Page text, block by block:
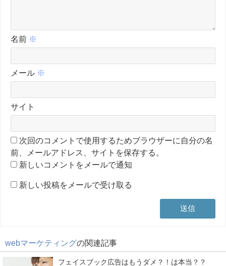
名前 ※
メール ※
サイト
次回のコメントで使用するためブラウザーに自分の名
前、メールアドレス、サイトを保存する。
新しいコメントをメールで通知
新しい投稿をメールで受け取る
webマーケティングの関連記事
フェイスブック広告はもうダメ？！は本当？？